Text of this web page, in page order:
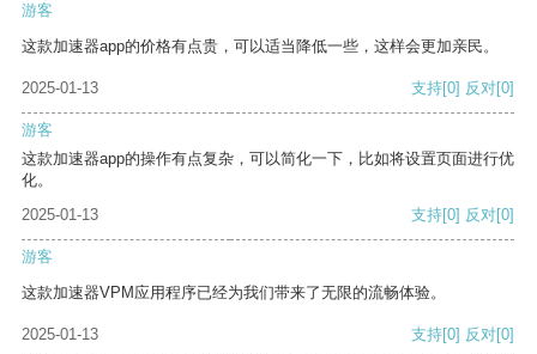
游客
这款加速器app的价格有点贵，可以适当降低一些，这样会更加亲民。
2025-01-13 支持[0] 反对[0]
游客
这款加速器app的操作有点复杂，可以简化一下，比如将设置页面进行优
化。
2025-01-13
支持[0] 反对[0]
游客
这款加速器VPM应用程序已经为我们带来了无限的流畅体验。
2025-01-13 支持[0] 反对[0]